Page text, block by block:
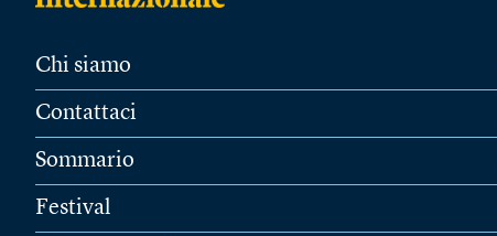
Chi siamo
Contattaci
Sommario
Festival